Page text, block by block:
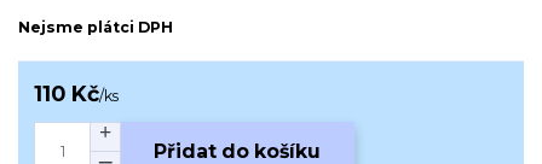
Nejsme plátci DPH
110 Kč/ks
Přidat do košíku